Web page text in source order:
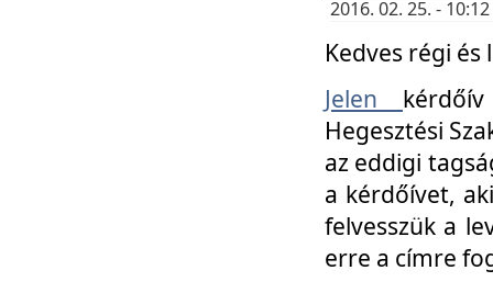
2016. 02. 25. -
Kedves régi
Jelen
Hegesztési
az eddigi
a kérdőívet,
felvesszük a
erre a címre